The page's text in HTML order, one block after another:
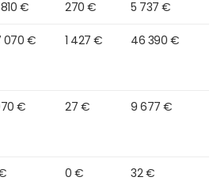
810 € 270 € 5 737 €
070 € 1 427 € 46 390 €
€ 27 € 9 677 €
0 € 32 €